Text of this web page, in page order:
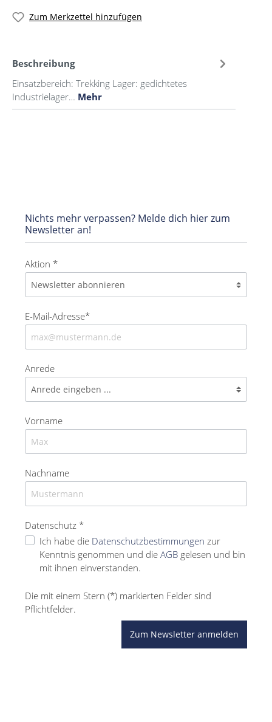
Zum Merkzettel hinzufügen
Beschreibung
Einsatzbereich: Trekking Lager: gedichtetes
Industrielager… Mehr
Nichts mehr verpassen? Melde dich hier zum
Newsletter an!
Aktion *
E-Mail-Adresse*
Anrede
Vorname
Nachname
Datenschutz *
Ich habe die Datenschutzbestimmungen zur
Kenntnis genommen und die AGB gelesen und bin
mit ihnen einverstanden.
Die mit einem Stern (*) markierten Felder sind
Pflichtfelder.
Zum Newsletter anmelden